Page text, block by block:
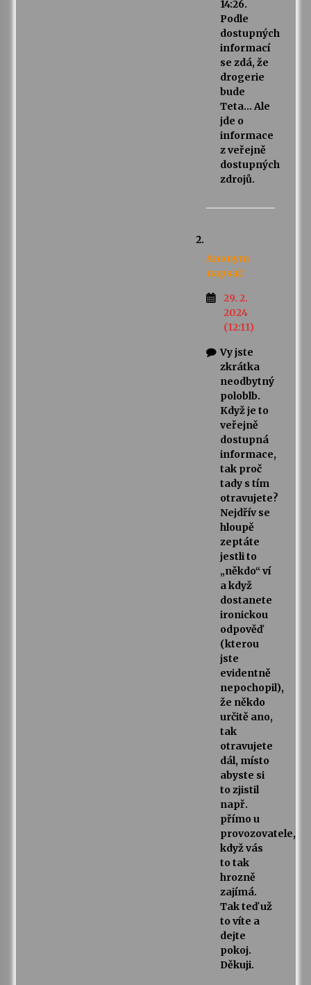
14:26.
Podle
dostupných
informací
se zdá, že
drogerie
bude
Teta… Ale
jde o
informace
z veřejně
dostupných
zdrojů.
Anonym
napsal:
29. 2.
2024
(12:11)
Vy jste
zkrátka
neodbytný
poloblb.
Když je to
veřejně
dostupná
informace,
tak proč
tady s tím
otravujete?
Nejdřív se
hloupě
zeptáte
jestli to
„někdo“ ví
a když
dostanete
ironickou
odpověď
(kterou
jste
evidentně
nepochopil),
že někdo
určitě ano,
tak
otravujete
dál, místo
abyste si
to zjistil
např.
přímo u
provozovatele,
když vás
to tak
hrozně
zajímá.
Tak teď už
to víte a
dejte
pokoj.
Děkuji.